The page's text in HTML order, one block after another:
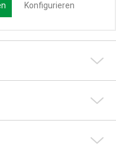
Konfigurieren